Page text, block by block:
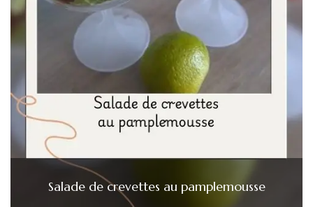
Salade de crevettes au pamplemousse